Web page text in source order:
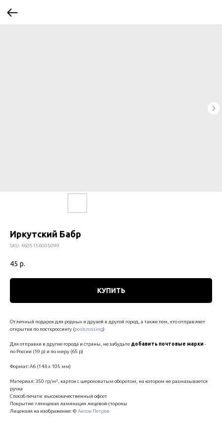
Иркутский Бабр
SKU: 4605156005099
45 р.
КУПИТЬ
Отличный подарок для родных и друзей в другой город, а также тем, кто отправляет
открытки по посткроссингу (postcrossing)
Для отправки в другие города и страны, не забудьте добавить почтовые марки -
по России (19 р) и по миру (65 р)
Формат: А6 (148 х 105 мм)
Материал: 350 гр/м², картон с шероховатым оборотом, на котором не размазывается
ручка
Способ печати: высококачественный офсет
Покрытие: глянцевая ламинация лицевой стороны
Лицензия на изображение: © Антон Петров